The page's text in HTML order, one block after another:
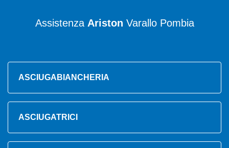
Assistenza Ariston Varallo Pombia
ASCIUGABIANCHERIA
ASCIUGATRICI